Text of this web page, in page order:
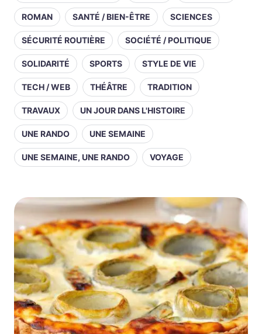
ROMAN SANTÉ / BIEN-ÊTRE SCIENCES
SÉCURITÉ ROUTIÈRE SOCIÉTÉ / POLITIQUE
SOLIDARITÉ SPORTS STYLE DE VIE
TECH / WEB THÉÂTRE TRADITION
TRAVAUX UN JOUR DANS L'HISTOIRE
UNE RANDO UNE SEMAINE
UNE SEMAINE, UNE RANDO VOYAGE